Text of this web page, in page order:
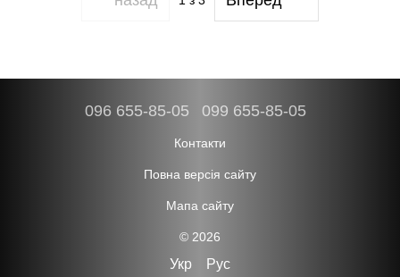
096 655-85-05 099 655-85-05
Контакти
Повна версія сайту
Мапа сайту
© 2026
Укр Рус